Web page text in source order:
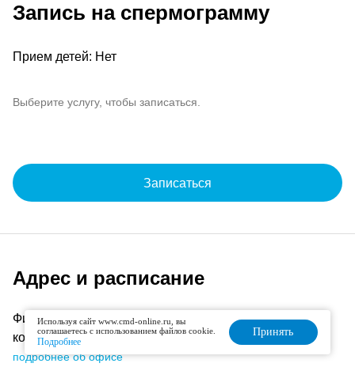
Запись на спермограмму
Прием детей: Нет
Выберите услугу, чтобы записаться.
Записаться
Адрес и расписание
Физтех, п. Северный, Дмитровское шоссе, д. 165Е,
корп. 1
подробнее об офисе
Используя сайт www.cmd-online.ru, вы
соглашаетесь с использованием файлов cookie.
Подробнее
Принять